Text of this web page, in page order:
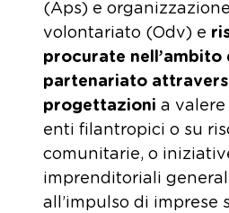
(Aps) e
volontariato (Odv) e
procurate nell’ambito
partenariato
progettazioni a
enti filantropici o su
comunitarie, o
imprenditoriali
all’impulso di imprese